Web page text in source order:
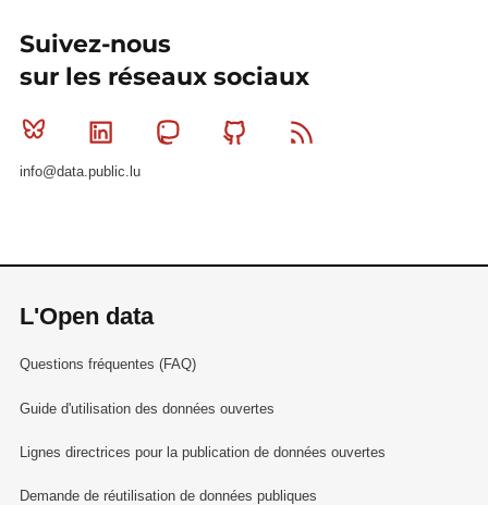
Suivez-nous
sur les réseaux sociaux
Bluesky Linkedin MastodonGithub
info@data.public.lu
L'Open data
Questions fréquentes (FAQ)
Guide d'utilisation des données ouvertes
Lignes directrices pour la publication de données ouvertes
Demande de réutilisation de données publiques